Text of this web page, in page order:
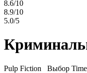
8.6/10
8.9/10
5.0/5
Pulp Fiction Выбор